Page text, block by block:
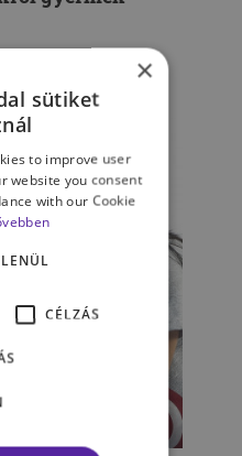
×
sütiket
to improve user
website you consent
with our Cookie
CÉLZÁS